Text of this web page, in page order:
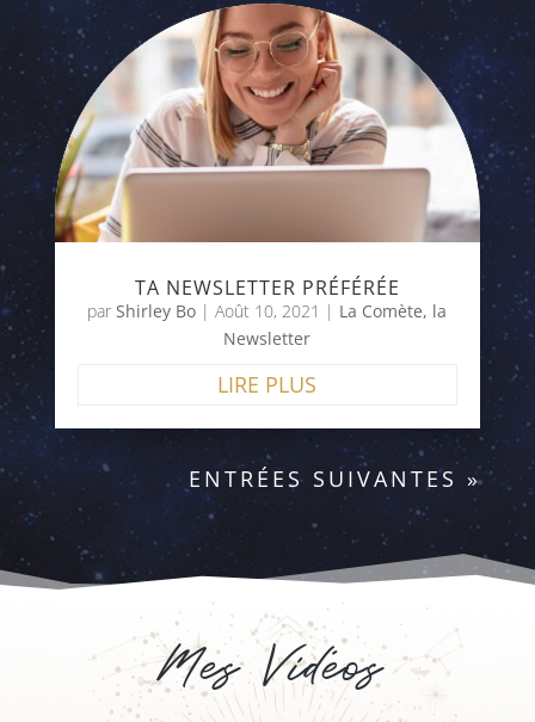
TA NEWSLETTER PRÉFÉRÉE
parShirley Bo |Août 10, 2021 | La Comète, la
Newsletter
LIRE PLUS
ENTRÉES SUIVANTES »
Mes Vidéos